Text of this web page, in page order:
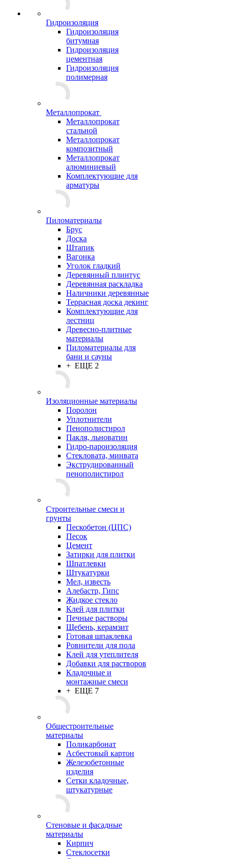
Гидроизоляция
Гидроизоляция
битумная
Гидроизоляция
цементная
Гидроизоляция
полимерная
Металлопрокат
Металлопрокат
стальной
Металлопрокат
композитный
Металлопрокат
алюминиевый
Комплектующие для
арматуры
Пиломатериалы
Брус
Доска
Штапик
Вагонка
Уголок гладкий
Деревянный плинтус
Деревянная раскладка
Наличники деревянные
Террасная доска декинг
Комплектующие для
лестниц
Древесно-плитные
материалы
Пиломатериалы для
бани и сауны
+ ЕЩЕ 2
Изоляционные материалы
Поролон
Уплотнители
Пенополистирол
Пакля, льноватин
Гидро-пароизоляция
Стекловата, минвата
Экструдированный
пенополистирол
Строительные смеси и
грунты
Пескобетон (ЦПС)
Песок
Цемент
Затирки для плитки
Шпатлевки
Штукатурки
Мел, известь
Алебастр, Гипс
Жидкое стекло
Клей для плитки
Печные растворы
Щебень, керамзит
Готовая шпаклевка
Ровнители для пола
Клей для утеплителя
Добавки для растворов
Кладочные и
монтажные смеси
+ ЕЩЕ 7
Общестроительные
материалы
Поликарбонат
Асбестовый картон
Железобетонные
изделия
Сетки кладочные,
штукатурные
Стеновые и фасадные
материалы
Кирпич
Стеклосетки